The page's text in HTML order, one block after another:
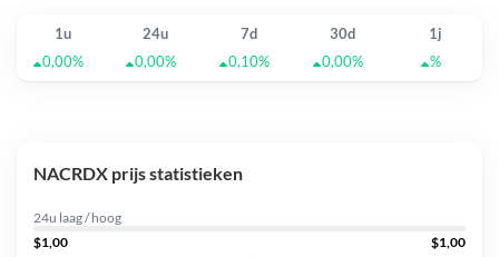
1u 24u 7d 30d
1j
0,00%
0,00% 0,10% 0,00% %
NACRDX prijs statistieken
24u laag / hoog
$1,00
$1,00